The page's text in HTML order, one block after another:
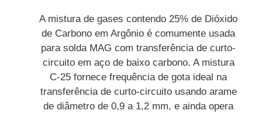
A mistura de gases contendo 25% de Dióxido
de Carbono em Argônio é comumente usada
para solda MAG com transferência de curto-
circuito em aço de baixo carbono. A mistura
C-25 fornece frequência de gota ideal na
transferência de curto-circuito usando arame
de diâmetro de 0,9 a 1,2 mm, e ainda opera